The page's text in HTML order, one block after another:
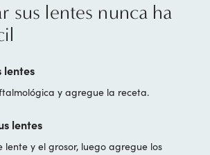
sus lentes nunca ha
lentes
y agregue la receta.
lentes
lente y el grosor, luego agregue los